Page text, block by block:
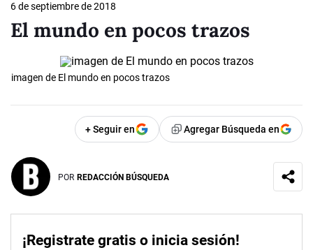
6 de septiembre de 2018
El mundo en pocos trazos
imagen de El mundo en pocos trazos
+ Seguir en Agregar Búsqueda en
POR REDACCIÓN BÚSQUEDA
¡Registrate gratis o inicia sesión!